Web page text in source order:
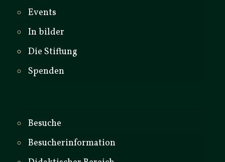
Events
In bilder
Die Stiftung
Spenden
Besuche
Besucherinformation